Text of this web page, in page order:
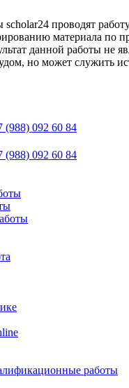
проводят
материала по
данной работы не
но может служить
(988) 092 60 84
(988) 092 60 84
работы